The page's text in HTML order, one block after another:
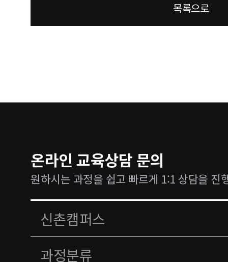
목록으로
온라인 교육상담 문의
원하시는 과정을 쉽고 빠르게 1:1 상담을 진